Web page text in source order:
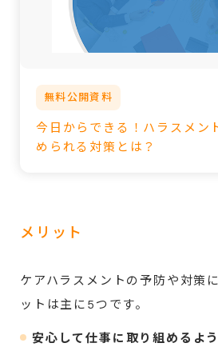
無料公開資料
今日からできる！ハラスメン
められる対策とは？
メリット
ケアハラスメントの予防や対策
ットは主に5つです。
安心して仕事に取り組めるよ